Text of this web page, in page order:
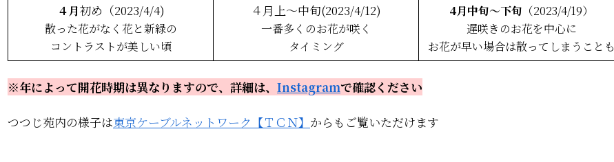
４月初め（2023/4/4)
散った花がなく花と新緑の
コントラストが美しい頃
４月上～中旬(2023/4/12)
一番多くのお花が咲く
タイミング
4月中旬～下旬 （2023/4/19）
遅咲きのお花を中心に
お花が早い場合は散ってしまうことも
※年によって開花時期は異なりますので、詳細は、 Instagramで確認ください
つつじ苑内の様子は東京ケーブルネットワーク【ＴＣＮ】 からもご覧いただけます